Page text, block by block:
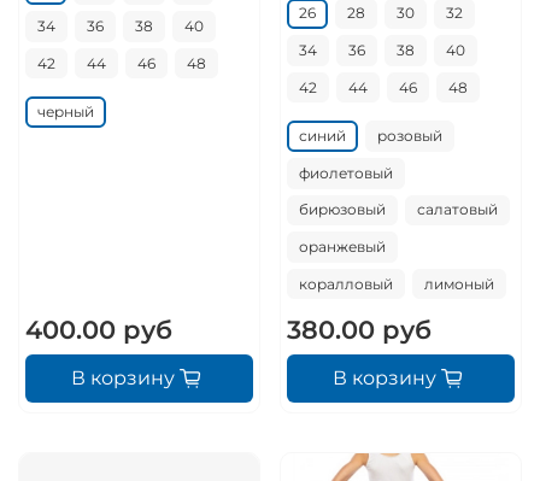
34 36 38 40
42 44 46 48
черный
400.00 руб
В корзину
26 28 30 32
34 36 38 40
42 44 46 48
синий розовый
фиолетовый
бирюзовый салатовый
оранжевый
коралловый лимоный
380.00 руб
В корзину